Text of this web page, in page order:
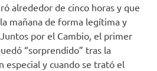
alrededor de cinco horas y que
mañana de forma legítima y
por el Cambio, el primer
“sorprendido” tras la
especial y cuando se trató el